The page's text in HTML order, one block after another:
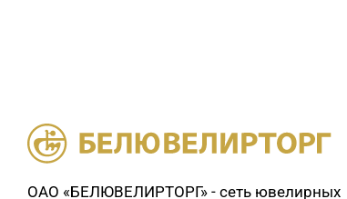
ОАО «БЕЛЮВЕЛИРТОРГ» - сеть ювелирных